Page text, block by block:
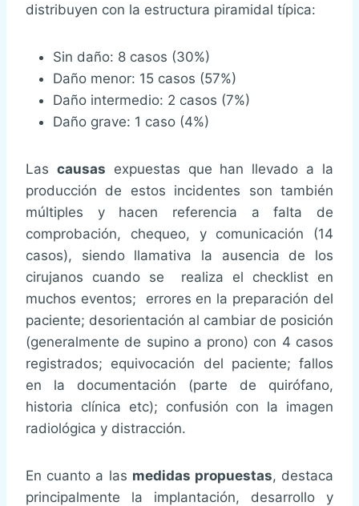
distribuyen con la estructura piramidal típica:
Sin daño: 8 casos (30%)
Daño menor: 15 casos (57%)
Daño intermedio: 2 casos (7%)
Daño grave: 1 caso (4%)
Las causas expuestas que han llevado a la
producción de estos incidentes son también
múltiples y hacen referencia a falta de
comprobación, chequeo, y comunicación (14
casos), siendo llamativa la ausencia de los
cirujanos cuando se realiza el checklist en
muchos eventos; errores en la preparación del
paciente; desorientación al cambiar de posición
(generalmente de supino a prono) con 4 casos
registrados; equivocación del paciente; fallos
en la documentación (parte de quirófano,
historia clínica etc); confusión con la imagen
radiológica y distracción.
En cuanto a las medidas propuestas, destaca
principalmente la implantación, desarrollo y